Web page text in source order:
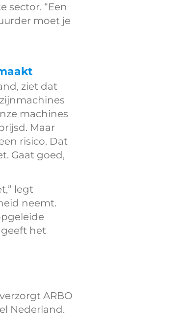
sector. “Een
moet je
ziet dat
machines
Maar
risico. Dat
Gaat goed,
legt
neemt.
het
ARBO
Nederland.